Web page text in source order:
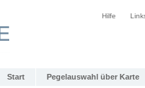
Hilfe
Start Pegelauswahl über Karte